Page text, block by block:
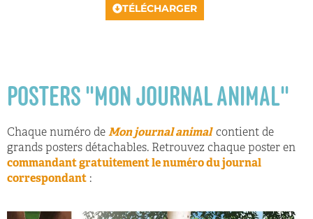
TÉLÉCHARGER
POSTERS "MON JOURNAL ANIMAL"
Chaque numéro de Mon journal animal contient de
grands posters détachables. Retrouvez chaque poster en
commandant gratuitement le numéro du journal
correspondant :